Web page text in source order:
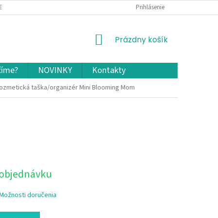
A VRÁTENIE TOVARU OCHRANA OSOBNÝCH ÚDAJOV A COOKIES
Prihlásenie
NÁKUPNÝ
Prázdny košík
NOVINKY Kontakty
taška/organizér Mini Blooming Mom
doručenia